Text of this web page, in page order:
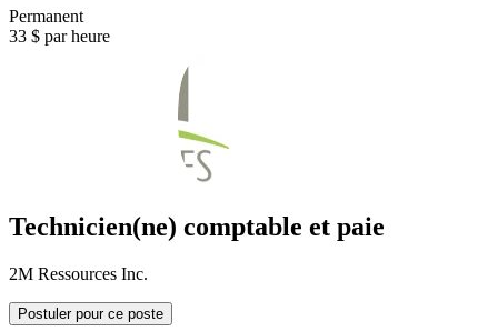
Permanent
33 $ par heure
Technicien(ne) comptable et paie
2M Ressources Inc.
Postuler pour ce poste